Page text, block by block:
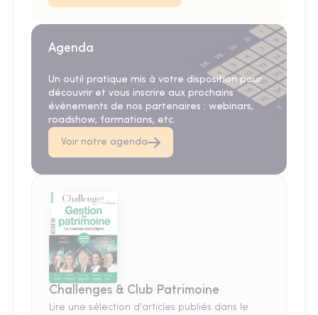
Agenda
Un outil pratique mis à votre disposition pour
découvrir et vous inscrire aux prochains
événements de nos partenaires : webinars,
roadshow, formations, etc.
Voir notre agenda
Challenges & Club Patrimoine
Lire une sélection d'articles publiés dans le